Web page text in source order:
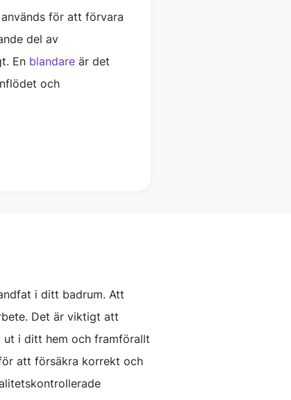
för att förvara
del av
En blandare är det
och
i ditt badrum. Att
Det är viktigt att
ut i ditt hem och framförallt
att försäkra korrekt och